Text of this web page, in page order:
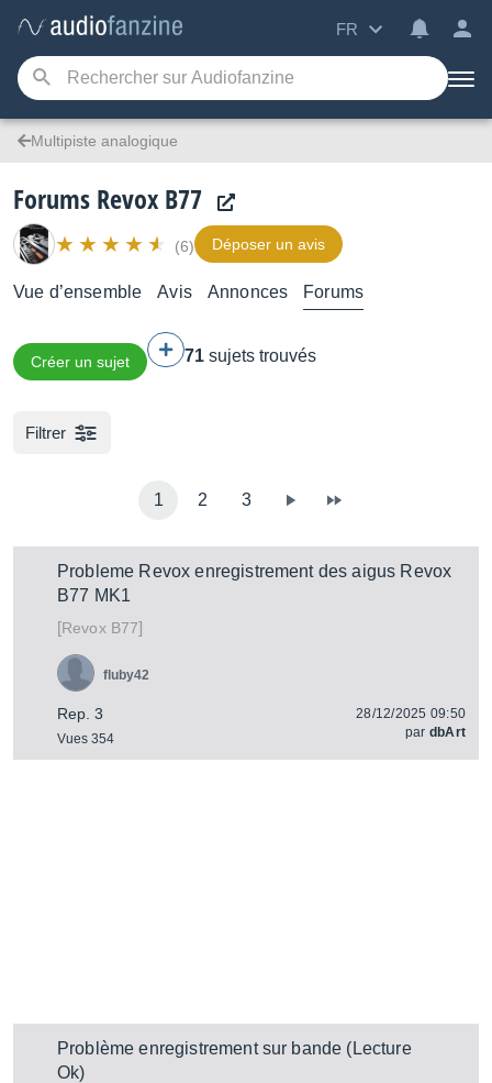
FR
Multipiste analogique
Forums Revox B77
(6) Déposer un avis
Vue d’ensemble Avis Annonces Forums
Créer un sujet 71 sujets trouvés
Filtrer
1 2 3
Probleme Revox enregistrement des aigus Revox
B77 MK1
[RevoxB77]
Rep. 3
Vues 354
fluby42
28/12/2025 09:50
par dbArt
Problème enregistrement sur bande (Lecture
Ok)